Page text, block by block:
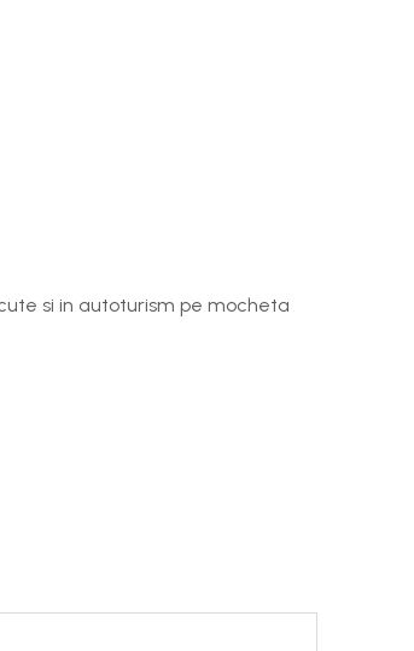
si in autoturism pe mocheta